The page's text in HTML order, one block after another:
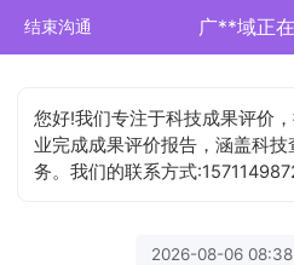
结束沟通 广**域正
您好!我们专注于科技成果评价
业完成成果评价报告，涵盖科
务。我们的联系方式
2026-08-06